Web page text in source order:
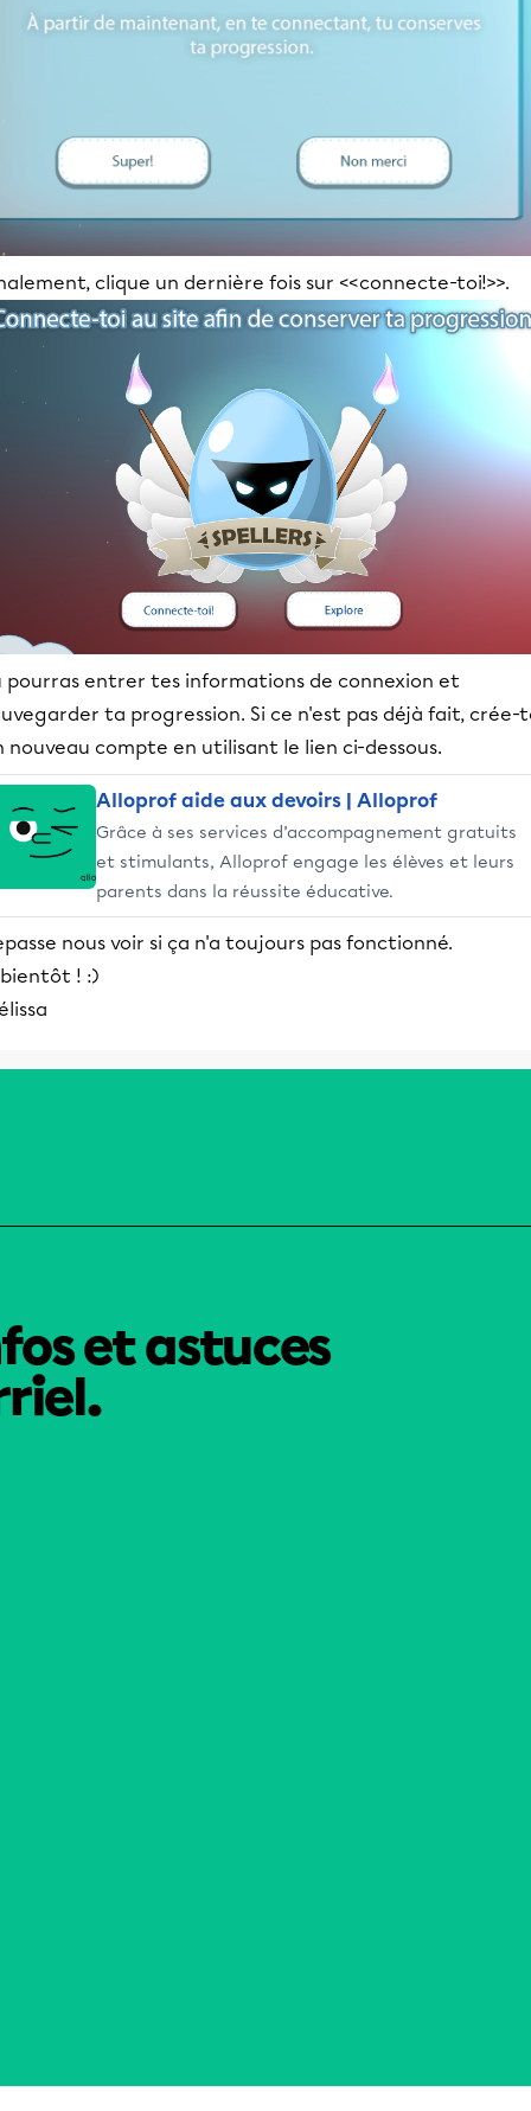
clique un dernière fois sur <<connecte-toi!>>.
pourras entrer tes informations de connexion et
ta progression. Si ce n'est pas déjà fait, crée-
nouveau compte en utilisant le lien ci-dessous.
Alloprof aide aux devoirs | Alloprof
Grâce à ses services d’accompagnement gratuits
et stimulants, Alloprof engage les élèves et leurs
parents dans la réussite éducative.
nous voir si ça n'a toujours pas fonctionné.
! :)
et astuces